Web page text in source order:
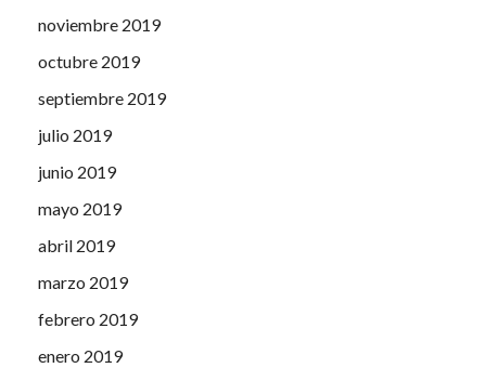
noviembre 2019
octubre 2019
septiembre 2019
julio 2019
junio 2019
mayo 2019
abril 2019
marzo 2019
febrero 2019
enero 2019